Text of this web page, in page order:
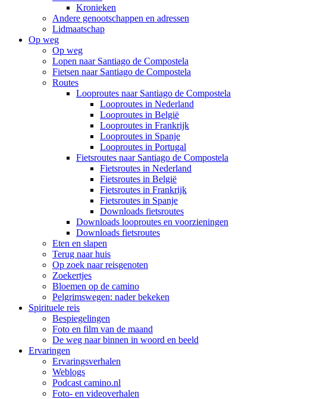
Kronieken
Andere genootschappen en adressen
Lidmaatschap
Op weg
Op weg
Lopen naar Santiago de Compostela
Fietsen naar Santiago de Compostela
Routes
Looproutes naar Santiago de Compostela
Looproutes in Nederland
Looproutes in België
Looproutes in Frankrijk
Looproutes in Spanje
Looproutes in Portugal
Fietsroutes naar Santiago de Compostela
Fietsroutes in Nederland
Fietsroutes in België
Fietsroutes in Frankrijk
Fietsroutes in Spanje
Downloads fietsroutes
Downloads looproutes en voorzieningen
Downloads fietsroutes
Eten en slapen
Terug naar huis
Op zoek naar reisgenoten
Zoekertjes
Bloemen op de camino
Pelgrimswegen: nader bekeken
Spirituele reis
Bespiegelingen
Foto en film van de maand
De weg naar binnen in woord en beeld
Ervaringen
Ervaringsverhalen
Weblogs
Podcast camino.nl
Foto- en videoverhalen